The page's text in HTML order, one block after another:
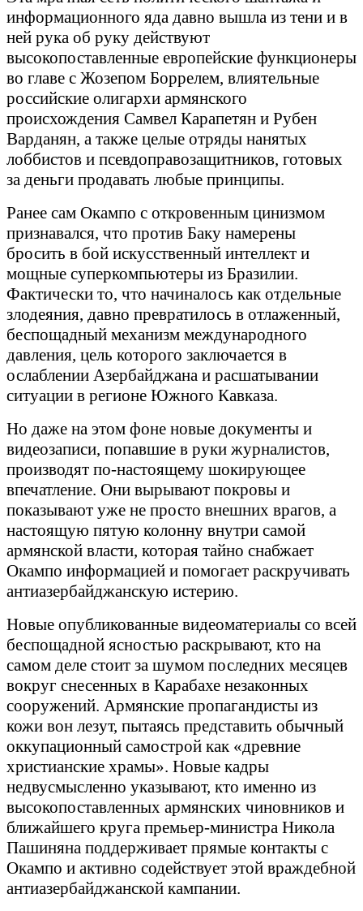
информационного яда давно вышла из тени и в
ней рука об руку действуют
высокопоставленные европейские функционеры
во главе с Жозепом Боррелем, влиятельные
российские олигархи армянского
происхождения Самвел Карапетян и Рубен
Варданян, а также целые отряды нанятых
лоббистов и псевдоправозащитников, готовых
за деньги продавать любые принципы.
Ранее сам Окампо с откровенным цинизмом
признавался, что против Баку намерены
бросить в бой искусственный интеллект и
мощные суперкомпьютеры из Бразилии.
Фактически то, что начиналось как отдельные
злодеяния, давно превратилось в отлаженный,
беспощадный механизм международного
давления, цель которого заключается в
ослаблении Азербайджана и расшатывании
ситуации в регионе Южного Кавказа.
Но даже на этом фоне новые документы и
видеозаписи, попавшие в руки журналистов,
производят по-настоящему шокирующее
впечатление. Они вырывают покровы и
показывают уже не просто внешних врагов, а
настоящую пятую колонну внутри самой
армянской власти, которая тайно снабжает
Окампо информацией и помогает раскручивать
антиазербайджанскую истерию.
Новые опубликованные видеоматериалы со всей
беспощадной ясностью раскрывают, кто на
самом деле стоит за шумом последних месяцев
вокруг снесенных в Карабахе незаконных
сооружений. Армянские пропагандисты из
кожи вон лезут, пытаясь представить обычный
оккупационный самострой как «древние
христианские храмы». Новые кадры
недвусмысленно указывают, кто именно из
высокопоставленных армянских чиновников и
ближайшего круга премьер-министра Никола
Пашиняна поддерживает прямые контакты с
Окампо и активно содействует этой враждебной
антиазербайджанской кампании.